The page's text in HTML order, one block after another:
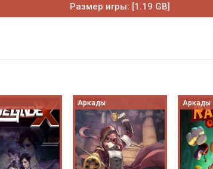
Размер игры: [1.19 GB]
Аркады Аркады